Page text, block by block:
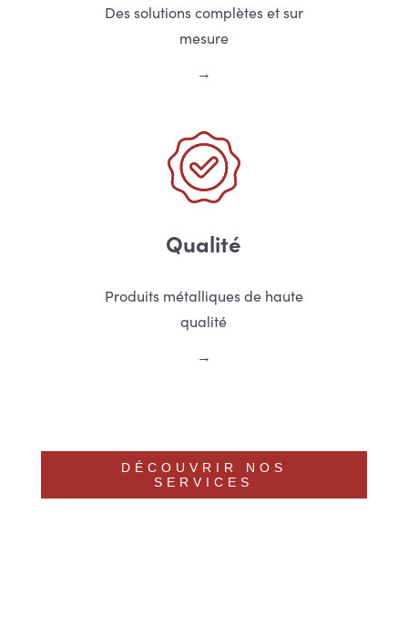
Des solutions complètes et sur
mesure
Qualité
Produits métalliques de haute
qualité
DÉCOUVRIR NOS
SERVICES